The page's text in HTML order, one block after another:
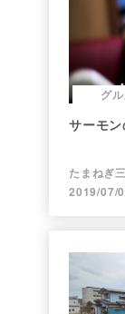
グル
サーモ
たまねぎ
2019/07/